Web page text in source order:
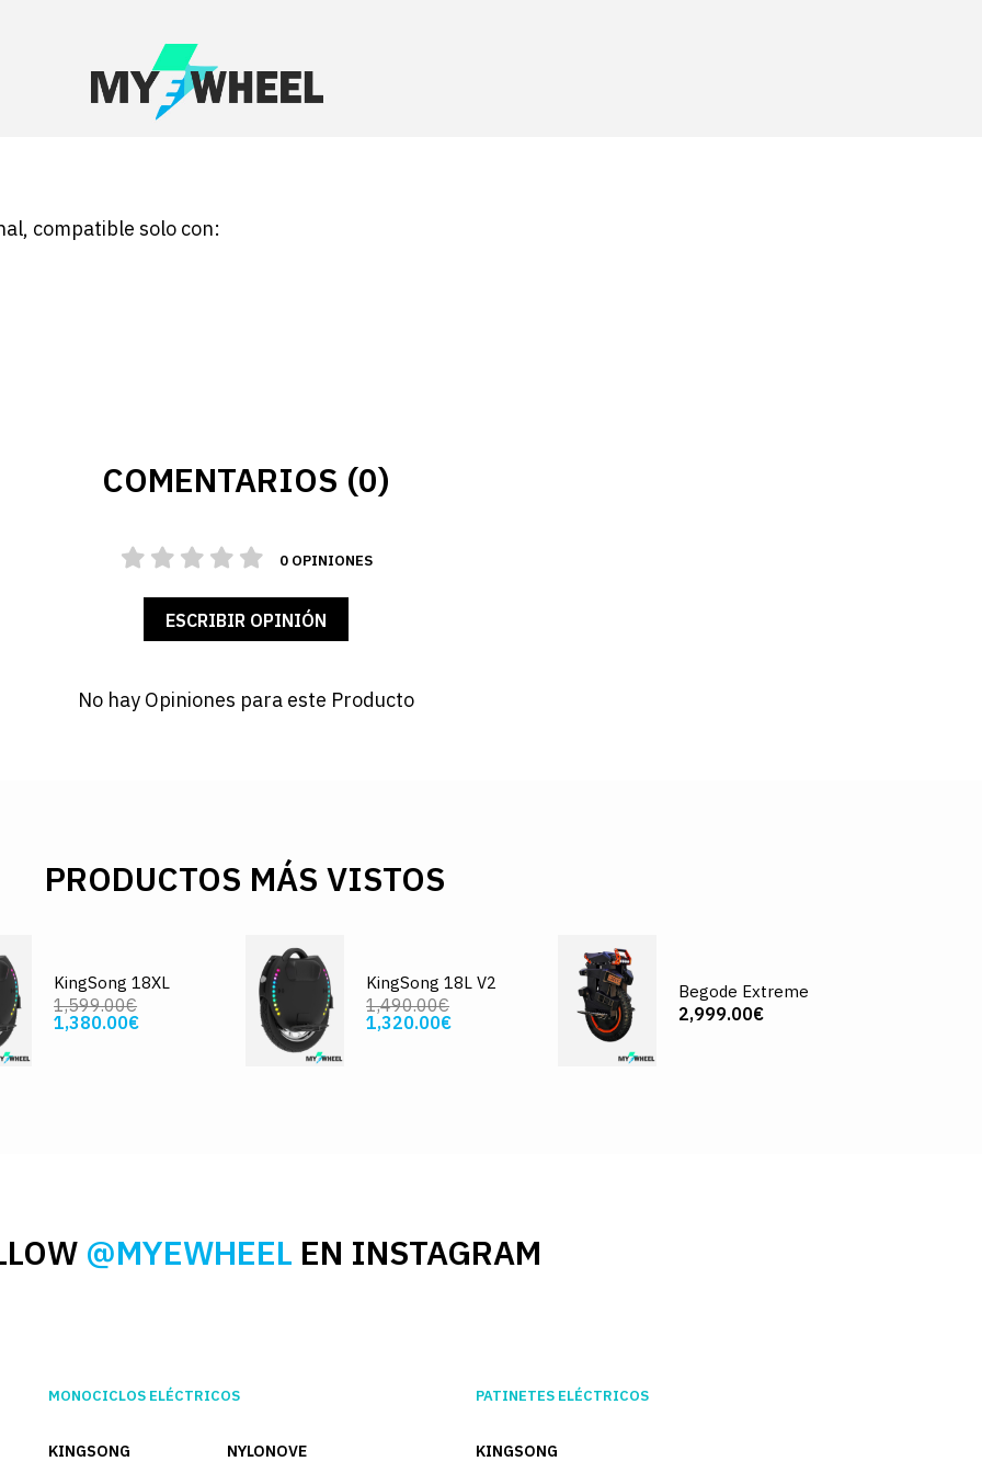
compatible solo con:
COMENTARIOS (0)
0 OPINIONES
ESCRIBIR OPINIÓN
No hay Opiniones para este Producto
PRODUCTOS MÁS VISTOS
KingSong 18XL
1,599.00€
1,380.00€
KingSong 18L V2
1,490.00€
1,320.00€
Begode Extreme
2,999.00€
@MYEWHEEL EN INSTAGRAM
MONOCICLOS ELÉCTRICOS
KINGSONG
NYLONOVE
PATINETES ELÉCTRICOS
KINGSONG